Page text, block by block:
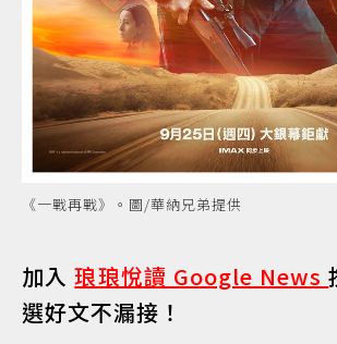
《一戰再戰》。圖/華納兄弟提供
加入琅琅悅讀 Google News
選好文不漏接！